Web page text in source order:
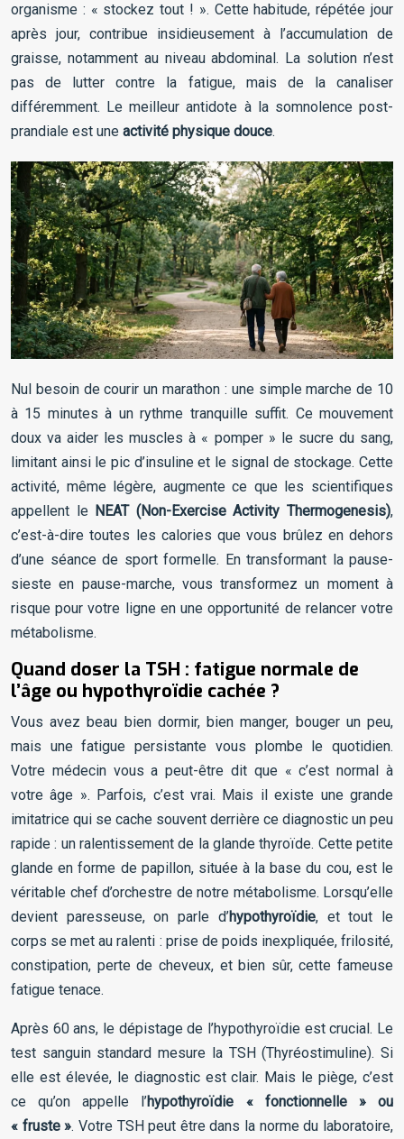
organisme : « stockez tout ! ». Cette habitude, répétée jour
après jour, contribue insidieusement à l’accumulation de
graisse, notamment au niveau abdominal. La solution n’est
pas de lutter contre la fatigue, mais de la canaliser
différemment. Le meilleur antidote à la somnolence post-
prandiale est une activité physique douce.
Nul besoin de courir un marathon : une simple marche de 10
à 15 minutes à un rythme tranquille suffit. Ce mouvement
doux va aider les muscles à « pomper » le sucre du sang,
limitant ainsi le pic d’insuline et le signal de stockage. Cette
activité, même légère, augmente ce que les scientifiques
appellent le NEAT (Non-Exercise Activity Thermogenesis),
c’est-à-dire toutes les calories que vous brûlez en dehors
d’une séance de sport formelle. En transformant la pause-
sieste en pause-marche, vous transformez un moment à
risque pour votre ligne en une opportunité de relancer votre
métabolisme.
Quand doser la TSH : fatigue normale de
l’âge ou hypothyroïdie cachée ?
Vous avez beau bien dormir, bien manger, bouger un peu,
mais une fatigue persistante vous plombe le quotidien.
Votre médecin vous a peut-être dit que « c’est normal à
votre âge ». Parfois, c’est vrai. Mais il existe une grande
imitatrice qui se cache souvent derrière ce diagnostic un peu
rapide : un ralentissement de la glande thyroïde. Cette petite
glande en forme de papillon, située à la base du cou, est le
véritable chef d’orchestre de notre métabolisme. Lorsqu’elle
devient paresseuse, on parle d’hypothyroïdie, et tout le
corps se met au ralenti : prise de poids inexpliquée, frilosité,
constipation, perte de cheveux, et bien sûr, cette fameuse
fatigue tenace.
Après 60 ans, le dépistage de l’hypothyroïdie est crucial. Le
test sanguin standard mesure la TSH (Thyréostimuline). Si
elle est élevée, le diagnostic est clair. Mais le piège, c’est
ce qu’on appelle l’hypothyroïdie « fonctionnelle » ou
« fruste ». Votre TSH peut être dans la norme du laboratoire,